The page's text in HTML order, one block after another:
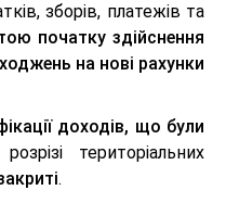
зборів, платежів та
початку здійснення
на нові рахунки
доходів, що були
територіальних
.